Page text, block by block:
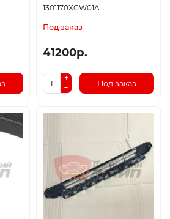
1301170XGW01A
Под заказ
41200р.
Под заказ